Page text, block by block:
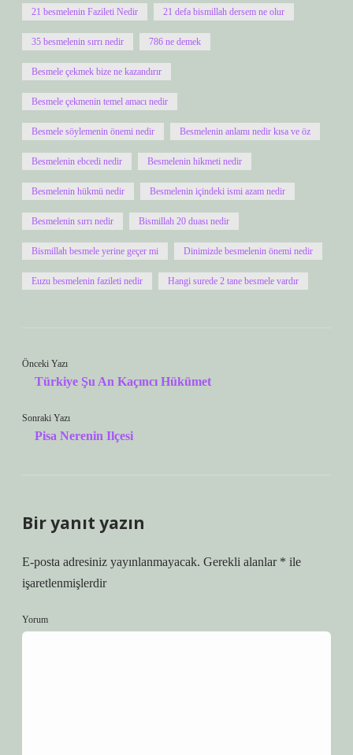
21 besmelenin Fazileti Nedir 21 defa bismillah dersem ne olur
35 besmelenin sırrı nedir 786 ne demek
Besmele çekmek bize ne kazandırır
Besmele çekmenin temel amacı nedir
Besmele söylemenin önemi nedir Besmelenin anlamı nedir kısa ve öz
Besmelenin ebcedi nedir Besmelenin hikmeti nedir
Besmelenin hükmü nedir Besmelenin içindeki ismi azam nedir
Besmelenin sırrı nedir Bismillah 20 duası nedir
Bismillah besmele yerine geçer mi Dinimizde besmelenin önemi nedir
Euzu besmelenin fazileti nedir Hangi surede 2 tane besmele vardır
Önceki Yazı
Türkiye Şu An Kaçıncı Hükümet
Sonraki Yazı
Pisa Nerenin Ilçesi
Bir yanıt yazın
E-posta adresiniz yayınlanmayacak. Gerekli alanlar * ile
işaretlenmişlerdir
Yorum